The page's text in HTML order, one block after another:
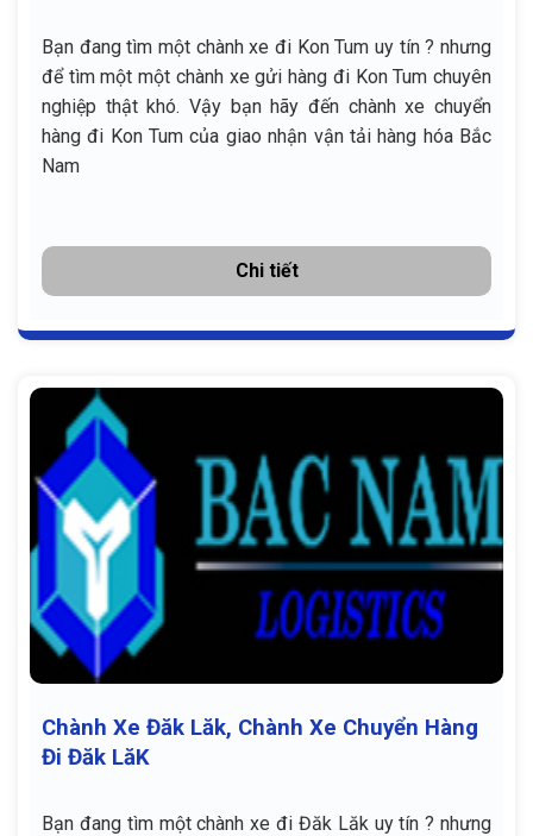
Bạn đang tìm một chành xe đi Kon Tum uy tín ? nhưng
để tìm một một chành xe gửi hàng đi Kon Tum chuyên
nghiệp thật khó. Vậy bạn hãy đến chành xe chuyển
hàng đi Kon Tum của giao nhận vận tải hàng hóa Bắc
Nam
Chi tiết
Chành Xe Đăk Lăk, Chành Xe Chuyển Hàng
Đi Đăk LăK
Bạn đang tìm một chành xe đi Đăk Lăk uy tín ? nhưng